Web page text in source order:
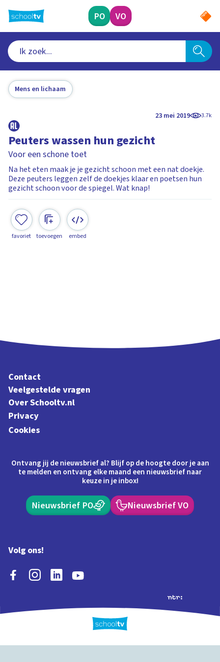
naar
hoofdinhoud
PO VO
Mens en lichaam
23 mei 2019 3.7k
Peuters wassen hun gezicht
Voor een schone toet
Na het eten maak je je gezicht schoon met een nat doekje.
Deze peuters leggen zelf de doekjes klaar en poetsen hun
gezicht schoon voor de spiegel. Wat knap!
favoriet toevoegen embed
Contact
Veelgestelde vragen
Over Schooltv.nl
Privacy
Cookies
Ontvang jij de nieuwsbrief al? Blijf op de hoogte door je aan
te melden en ontvang elke maand een nieuwsbrief naar
keuze in je inbox!
Nieuwsbrief PO Nieuwsbrief VO
Volg ons!